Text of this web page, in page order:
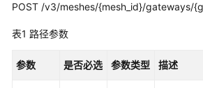
参
POST /v3/meshes/{mesh_id}/gateways/
表1 路径参数
参数 是否必选 参数类型 描述